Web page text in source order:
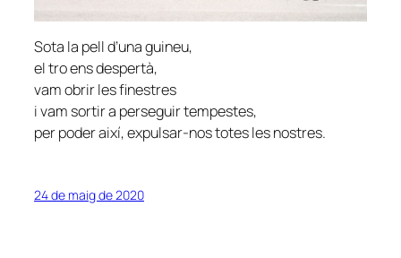
Sota la pell d’una guineu,
el tro ens despertà,
vam obrir les finestres
i vam sortir a perseguir tempestes,
per poder així, expulsar-nos totes les nostres.
24 de maig de 2020